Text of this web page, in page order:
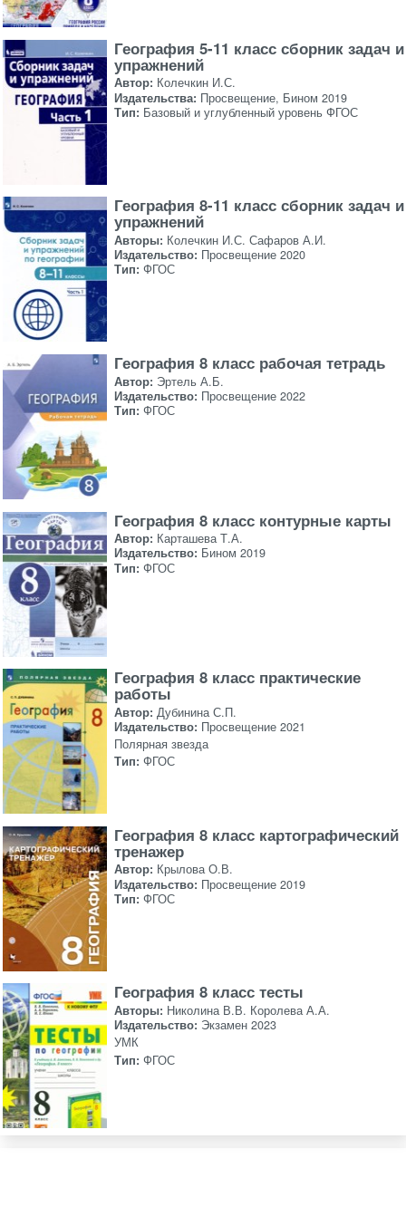
География 5-11 класс сборник задач и
упражнений
Автор: Колечкин И.С.
Издательства: Просвещение, Бином 2019
Тип: Базовый и углубленный уровень ФГОС
География 8-11 класс сборник задач и
упражнений
Авторы: Колечкин И.С. Сафаров А.И.
Издательство: Просвещение 2020
Тип: ФГОС
География 8 класс рабочая тетрадь
Автор: Эртель А.Б.
Издательство: Просвещение 2022
Тип: ФГОС
География 8 класс контурные карты
Автор: Карташева Т.А.
Издательство: Бином 2019
Тип: ФГОС
География 8 класс практические
работы
Автор: Дубинина С.П.
Издательство: Просвещение 2021
Полярная звезда
Тип: ФГОС
География 8 класс картографический
тренажер
Автор: Крылова О.В.
Издательство: Просвещение 2019
Тип: ФГОС
География 8 класс тесты
Авторы: Николина В.В. Королева А.А.
Издательство: Экзамен 2023
УМК
Тип: ФГОС